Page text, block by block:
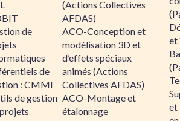
de
de
: CMMI
de gestion
(Actions Collectives
AFDAS)
ACO-Conception et
modélisation 3D et
d’effets spéciaux
animés (Actions
Collectives AFDAS)
ACO-Montage et
étalonnage
et
et